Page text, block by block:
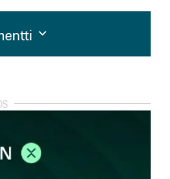
kirjautua